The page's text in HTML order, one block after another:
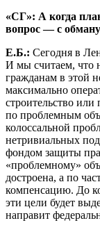
«СГ»: А когда
вопрос — с
Е.Б.: Сегодня в
И мы считаем, что
гражданам в этой
максимально
строительство
по проблемным
колоссальной
нетривиальных
фондом защиты
«проблемному»
достроена, а по
компенсацию. До
эти цели будет
направит